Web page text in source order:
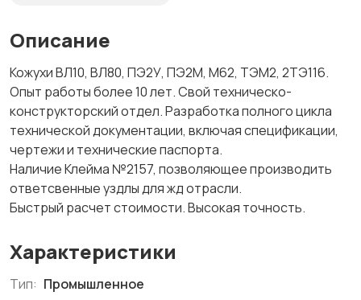
Описание
Кожухи ВЛ10, ВЛ80, ПЭ2У, ПЭ2М, М62, ТЭМ2, 2ТЭ116.
Опыт работы более 10 лет. Свой техническо-
конструкторский отдел. Разработка полного цикла
технической документации, включая спецификации,
чертежи и технические паспорта.
Наличие Клейма №2157, позволяющее производить
ответсвенные уздлы для жд отрасли.
Быстрый расчет стоимости. Высокая точность.
Характеристики
Тип: Промышленное